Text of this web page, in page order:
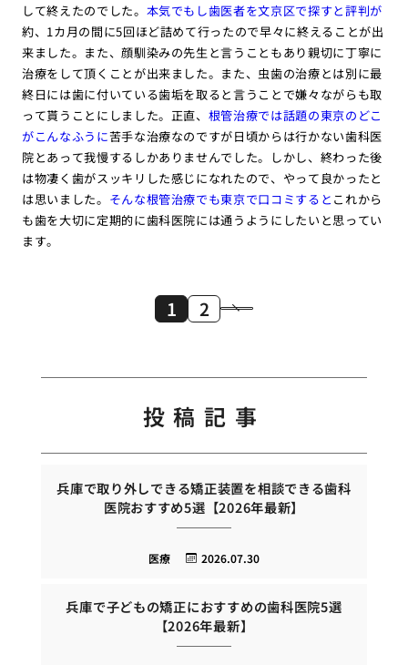
して終えたのでした。 本気でもし歯医者を文京区で探すと評判が
約、1カ月の間に5回ほど詰めて行ったので早々に終えることが出
来ました。また、顔馴染みの先生と言うこともあり親切に丁寧に
治療をして頂くことが出来ました。また、虫歯の治療とは別に最
終日には歯に付いている歯垢を取ると言うことで嫌々ながらも取
って貰うことにしました。正直、 根管治療では話題の東京のどこ
がこんなふうに苦手な治療なのですが日頃からは行かない歯科医
院とあって我慢するしかありませんでした。しかし、終わった後
は物凄く歯がスッキリした感じになれたので、やって良かったと
は思いました。 そんな根管治療でも東京で口コミすると これから
も歯を大切に定期的に歯科医院には通うようにしたいと思ってい
ます。
1 2
投稿記事
兵庫で取り外しできる矯正装置を相談できる歯科
医院おすすめ5選【2026年最新】
2026.07.30
医療
兵庫で子どもの矯正におすすめの歯科医院5選
【2026年最新】